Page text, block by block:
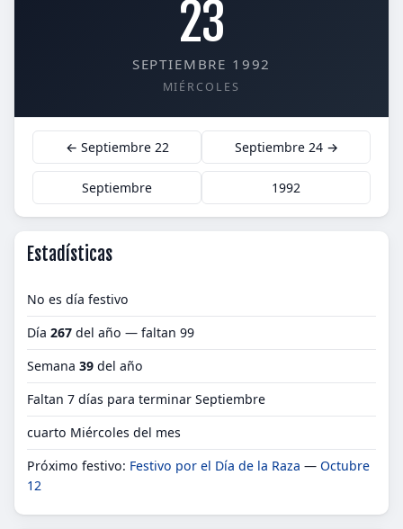
23
SEPTIEMBRE 1992
MIÉRCOLES
← Septiembre 22 Septiembre 24 →
Septiembre 1992
Estadísticas
No es día festivo
Día 267 del año — faltan 99
Semana 39 del año
Faltan 7 días para terminar Septiembre
cuarto Miércoles del mes
Próximo festivo: Festivo por el Día de la Raza — Octubre
12